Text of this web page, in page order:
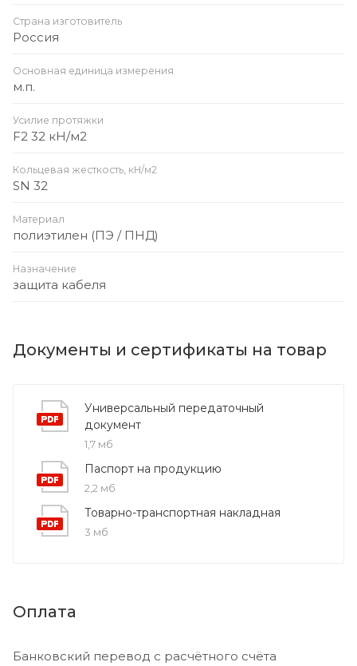
Страна изготовитель
Россия
Основная единица измерения
м.п.
Усилие протяжки
F2 32 кН/м2
Кольцевая жесткость, кН/м2
SN 32
Материал
полиэтилен (ПЭ / ПНД)
Назначение
защита кабеля
Документы и сертификаты на товар
Универсальный передаточный
документ
1,7 мб
Паспорт на продукцию
2,2 мб
Товарно-транспортная накладная
3 мб
Оплата
Банковский перевод с расчётного счёта